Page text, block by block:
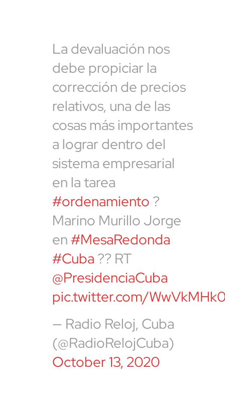
La devaluación nos
debe propiciar la
corrección de precios
relativos, una de las
cosas más importantes
a lograr dentro del
sistema empresarial
en la tarea
#ordenamiento ?
Marino Murillo Jorge
en#MesaRedonda
#Cuba ?? RT
@PresidenciaCuba
pic.twitter.com/
— Radio Reloj, Cuba
(@RadioRelojCuba)
October 13, 2020